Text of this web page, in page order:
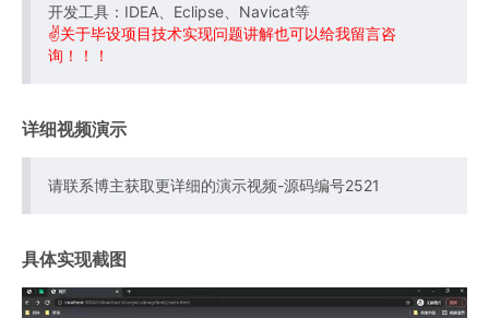
开发工具：IDEA、Eclipse、Navicat等
✌关于毕设项目技术实现问题讲解也可以给我留言咨
询！！！
详细视频演示
请联系博主获取更详细的演示视频-源码编号2521
具体实现截图